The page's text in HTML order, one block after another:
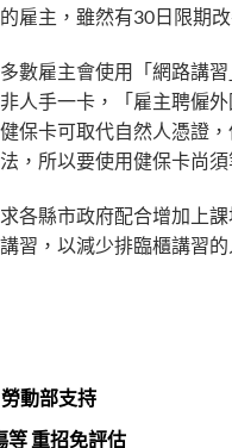
雇主，雖然有30日限期
數雇主會使用「網路講
非人手一卡，「雇主聘僱
保卡可取代自然人憑證
，所以要使用健保卡尚須
各縣市政府配合增加上
習，以減少排臨櫃講習的
動部支持
等 重招免評估